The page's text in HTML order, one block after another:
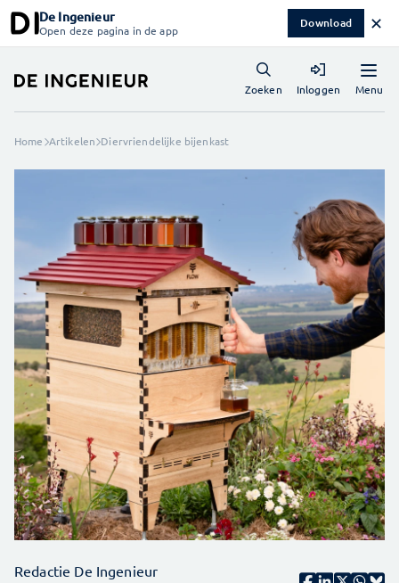
De Ingenieur
Open deze pagina in de app Download ✕
Menu
Zoeken Inloggen
Home Artikelen Diervriendelijke bijenkast
Redactie De Ingenieur